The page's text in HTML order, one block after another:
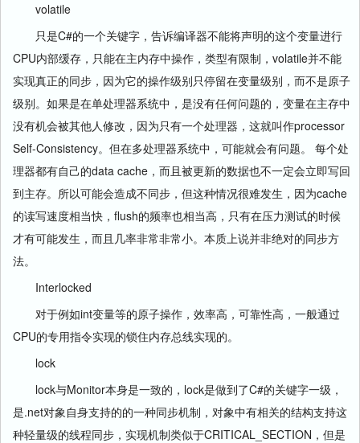
volatile
只是C#的一个关键字，告诉编译器不能将声明的这个变量进行
CPU内部缓存，只能在主内存中操作，类型有限制，volatile并不能
实现真正的同步，因为它的操作级别只停留在变量级别，而不是原子
级别。如果是在单处理器系统中，是没有任何问题的，变量在主存中
没有机会被其他人修改，因为只有一个处理器，这就叫作processor
Self-Consistency。但在多处理器系统中，可能就会有问题。 每个处
理器都有自己的data cache，而且被更新的数据也不一定会立即写回
到主存。所以可能会造成不同步，但这种情况很难发生，因为cache
的读写速度相当快，flush的频率也相当高，只有在压力测试的时候
才有可能发生，而且几率非常非常小。本质上说并非绝对的同步方
法。
Interlocked
对于例如int变量等的原子操作，效率高，可靠性高，一般通过
CPU的专用指令实现的锁住内存总线实现的。
lock
lock与Monitor本身是一致的，lock是做到了C#的关键字一级，
是.net对象自身支持的的一种同步机制，对象中有相关的结构支持这
种轻量级的线程同步，实现机制类似于CRITICAL_SECTION，但是